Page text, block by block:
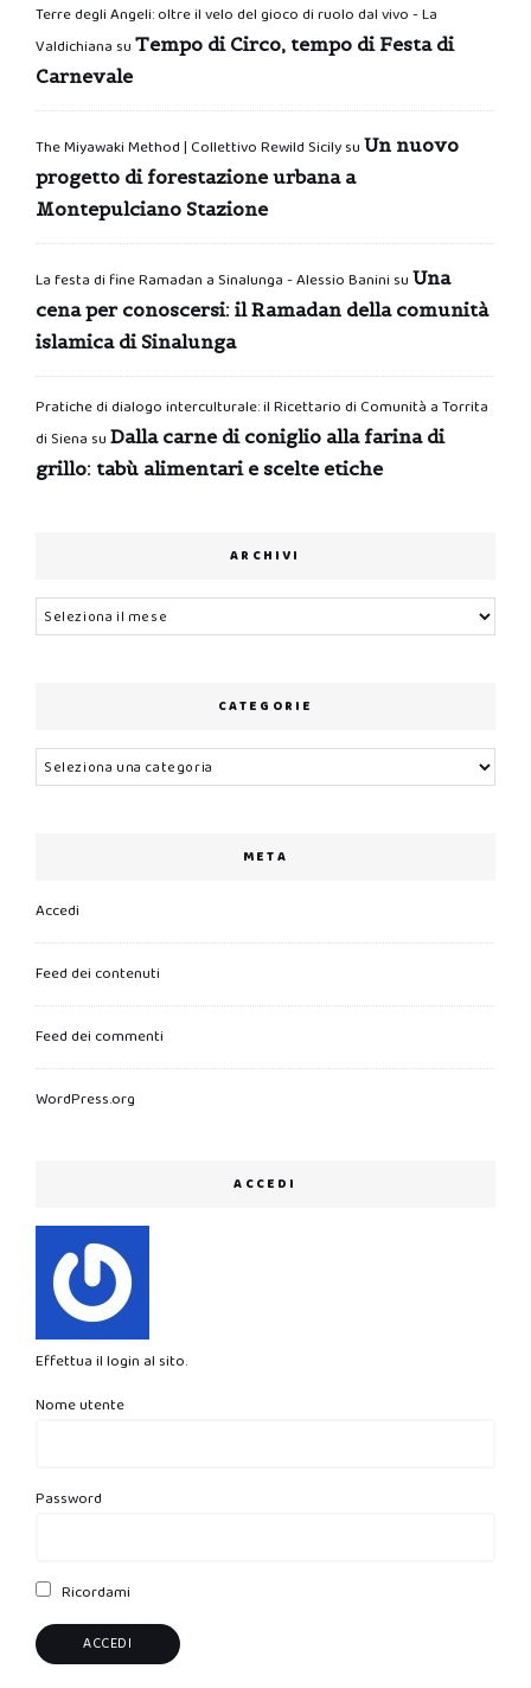
Terre degli Angeli: oltre il velo del gioco di ruolo dal vivo - La
Valdichiana su Tempo di Circo, tempo di Festa di
Carnevale
The Miyawaki Method | Collettivo Rewild Sicilysu Un nuovo
progetto di forestazione urbana a
Montepulciano Stazione
La festa di fine Ramadan a Sinalunga - Alessio Banini su Una
cena per conoscersi: il Ramadan della comunità
islamica di Sinalunga
Pratiche di dialogo interculturale: il Ricettario di Comunità a Torrita
di Siena su Dalla carne di coniglio alla farina di
grillo: tabù alimentari e scelte etiche
ARCHIVI
Archivi
CATEGORIE
Categorie
META
Accedi
Feed dei contenuti
Feed dei commenti
WordPress.org
ACCEDI
Effettua il login al sito.
Nome utente
Password
Ricordami